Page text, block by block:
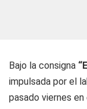
Bajo la consigna
impulsada por el
pasado viernes